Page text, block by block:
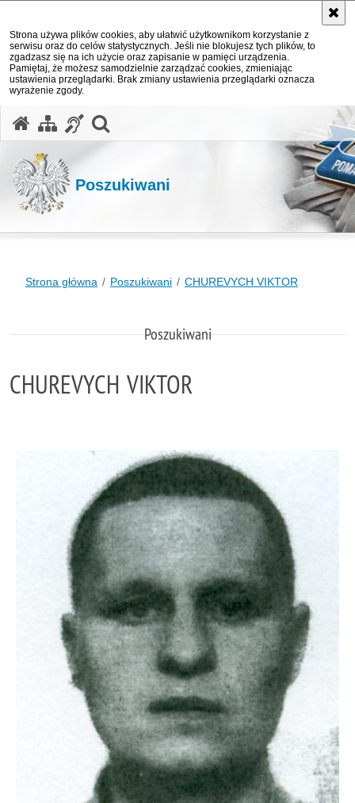
Strona używa plików cookies, aby ułatwić użytkownikom korzystanie z
serwisu oraz do celów statystycznych. Jeśli nie blokujesz tych plików, to
zgadzasz się na ich użycie oraz zapisanie w pamięci urządzenia.
Pamiętaj, że możesz samodzielnie zarządzać cookies, zmieniając
ustawienia przeglądarki. Brak zmiany ustawienia przeglądarki oznacza
wyrażenie zgody.
Poszukiwani
Strona główna Poszukiwani CHUREVYCH VIKTOR
Poszukiwani
CHUREVYCH VIKTOR